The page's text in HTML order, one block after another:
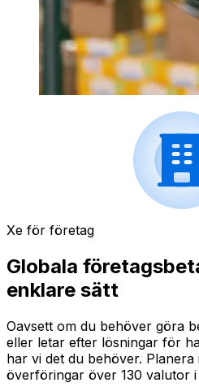
Xe för företag
Globala
enklare sätt
Oavsett om du behöver göra
eller letar efter lösningar för
har vi det du behöver.
överföringar över 130 valutor i